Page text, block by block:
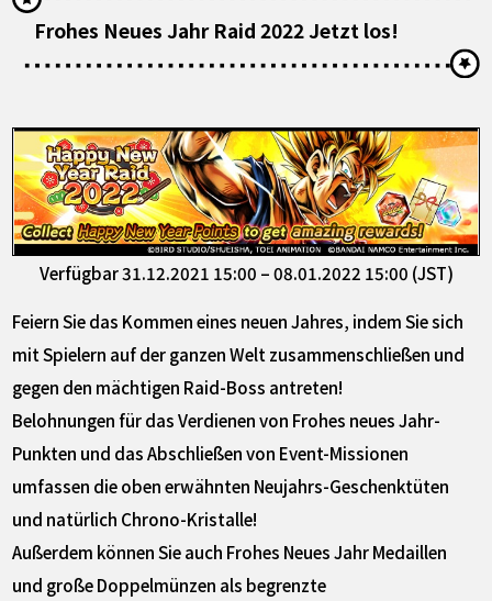
Frohes Neues Jahr Raid 2022 Jetzt los!
Verfügbar 31.12.2021 15:00 – 08.01.2022 15:00 (JST)
Feiern Sie das Kommen eines neuen Jahres, indem Sie sich
mit Spielern auf der ganzen Welt zusammenschließen und
gegen den mächtigen Raid-Boss antreten!
Belohnungen für das Verdienen von Frohes neues Jahr-
Punkten und das Abschließen von Event-Missionen
umfassen die oben erwähnten Neujahrs-Geschenktüten
und natürlich Chrono-Kristalle!
Außerdem können Sie auch Frohes Neues Jahr Medaillen
und große Doppelmünzen als begrenzte